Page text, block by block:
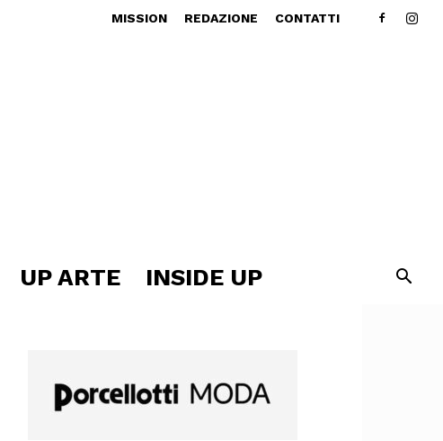
MISSION REDAZIONE CONTATTI
UP ARTE INSIDE UP